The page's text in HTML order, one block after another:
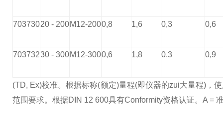
70373020 - 200M12-2000,8 1,6 0,3 0,6
70373230 - 300M12-3000,6 1,8 0,3 0,9
(TD, Ex)校准。根据标称(额定)量程(即仪器的zui大量程)，
范围要求。根据DIN 12 600具有Conformity资格认证。 A =